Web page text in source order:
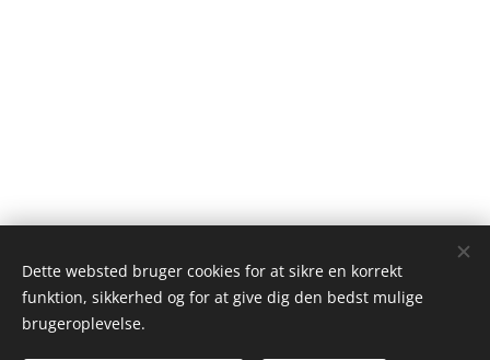
Alex Wieseltier - Uredte tanker
Dette websted bruger cookies for at sikre en korrekt
funktion, sikkerhed og for at give dig den bedst mulige
brugeroplevelse.